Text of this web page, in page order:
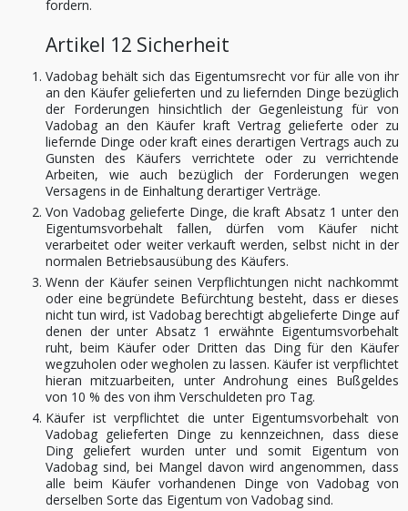
fordern.
Artikel 12 Sicherheit
Vadobag behält sich das Eigentumsrecht vor für alle von ihr
an den Käufer gelieferten und zu liefernden Dinge bezüglich
der Forderungen hinsichtlich der Gegenleistung für von
Vadobag an den Käufer kraft Vertrag gelieferte oder zu
liefernde Dinge oder kraft eines derartigen Vertrags auch zu
Gunsten des Käufers verrichtete oder zu verrichtende
Arbeiten, wie auch bezüglich der Forderungen wegen
Versagens in de Einhaltung derartiger Verträge.
Von Vadobag gelieferte Dinge, die kraft Absatz 1 unter den
Eigentumsvorbehalt fallen, dürfen vom Käufer nicht
verarbeitet oder weiter verkauft werden, selbst nicht in der
normalen Betriebsausübung des Käufers.
Wenn der Käufer seinen Verpflichtungen nicht nachkommt
oder eine begründete Befürchtung besteht, dass er dieses
nicht tun wird, ist Vadobag berechtigt abgelieferte Dinge auf
denen der unter Absatz 1 erwähnte Eigentumsvorbehalt
ruht, beim Käufer oder Dritten das Ding für den Käufer
wegzuholen oder wegholen zu lassen. Käufer ist verpflichtet
hieran mitzuarbeiten, unter Androhung eines Bußgeldes
von 10 % des von ihm Verschuldeten pro Tag.
Käufer ist verpflichtet die unter Eigentumsvorbehalt von
Vadobag gelieferten Dinge zu kennzeichnen, dass diese
Ding geliefert wurden unter und somit Eigentum von
Vadobag sind, bei Mangel davon wird angenommen, dass
alle beim Käufer vorhandenen Dinge von Vadobag von
derselben Sorte das Eigentum von Vadobag sind.